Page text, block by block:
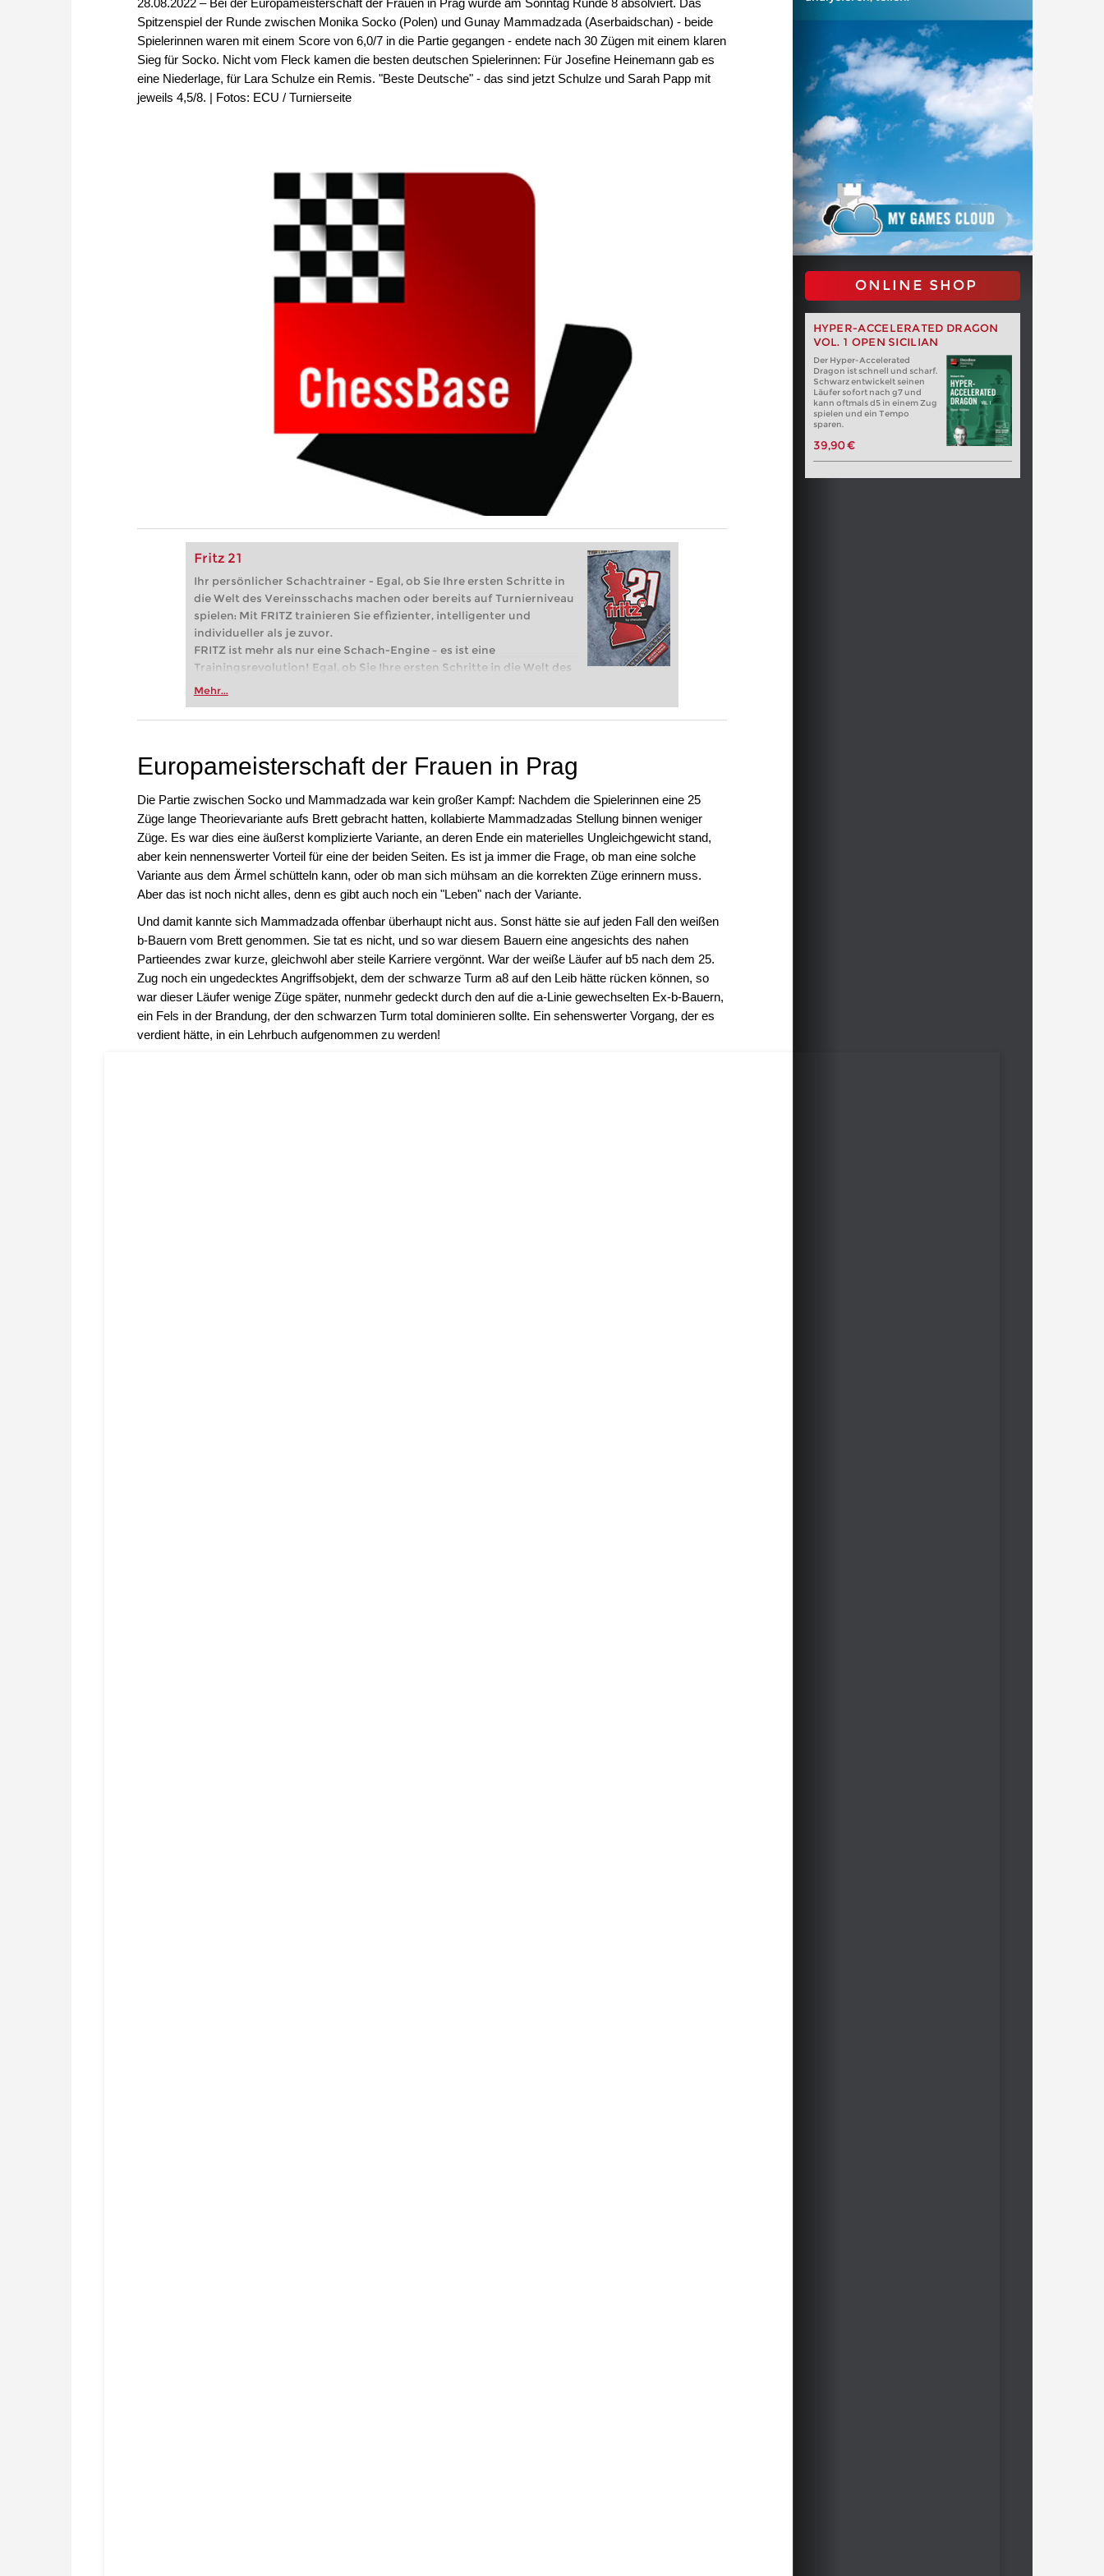
Spitzenspiel der Runde zwischen Monika Socko (Polen) und Gunay Mammadzada (Aserbaidschan) - beide
Spielerinnen waren mit einem Score von 6,0/7 in die Partie gegangen - endete nach 30 Zügen mit einem klaren
Sieg für Socko. Nicht vom Fleck kamen die besten deutschen Spielerinnen: Für Josefine Heinemann gab es
eine Niederlage, für Lara Schulze ein Remis. "Beste Deutsche" - das sind jetzt Schulze und Sarah Papp mit
jeweils 4,5/8. | Fotos: ECU / Turnierseite
Fritz 21
Ihr persönlicher Schachtrainer - Egal, ob Sie Ihre ersten Schritte in
die Welt des Vereinsschachs machen oder bereits auf Turnierniveau
spielen: Mit FRITZ trainieren Sie effizienter, intelligenter und
individueller als je zuvor.
FRITZ ist mehr als nur eine Schach-Engine – es ist eine
Trainingsrevolution! Egal, ob Sie Ihre ersten Schritte in die Welt des
Vereinsschachs machen oder bereits auf Turnierniveau spielen: Mit
zuvor.
Mehr...
ONLINE SHOP
HYPER-ACCELERATED DRAGON
VOL. 1 OPEN SICILIAN
Der Hyper-Accelerated
Dragon ist schnell und scharf.
Schwarz entwickelt seinen
Läufer sofort nach g7 und
kann oftmals d5 in einem Zug
spielen und ein Tempo
sparen.
39,90 €
Europameisterschaft der Frauen in Prag
Die Partie zwischen Socko und Mammadzada war kein großer Kampf: Nachdem die Spielerinnen eine 25
Züge lange Theorievariante aufs Brett gebracht hatten, kollabierte Mammadzadas Stellung binnen weniger
Züge. Es war dies eine äußerst komplizierte Variante, an deren Ende ein materielles Ungleichgewicht stand,
aber kein nennenswerter Vorteil für eine der beiden Seiten. Es ist ja immer die Frage, ob man eine solche
Variante aus dem Ärmel schütteln kann, oder ob man sich mühsam an die korrekten Züge erinnern muss.
Aber das ist noch nicht alles, denn es gibt auch noch ein "Leben" nach der Variante.
Und damit kannte sich Mammadzada offenbar überhaupt nicht aus. Sonst hätte sie auf jeden Fall den weißen
b-Bauern vom Brett genommen. Sie tat es nicht, und so war diesem Bauern eine angesichts des nahen
Partieendes zwar kurze, gleichwohl aber steile Karriere vergönnt. War der weiße Läufer auf b5 nach dem 25.
Zug noch ein ungedecktes Angriffsobjekt, dem der schwarze Turm a8 auf den Leib hätte rücken können, so
war dieser Läufer wenige Züge später, nunmehr gedeckt durch den auf die a-Linie gewechselten Ex-b-Bauern,
ein Fels in der Brandung, der den schwarzen Turm total dominieren sollte. Ein sehenswerter Vorgang, der es
verdient hätte, in ein Lehrbuch aufgenommen zu werden!